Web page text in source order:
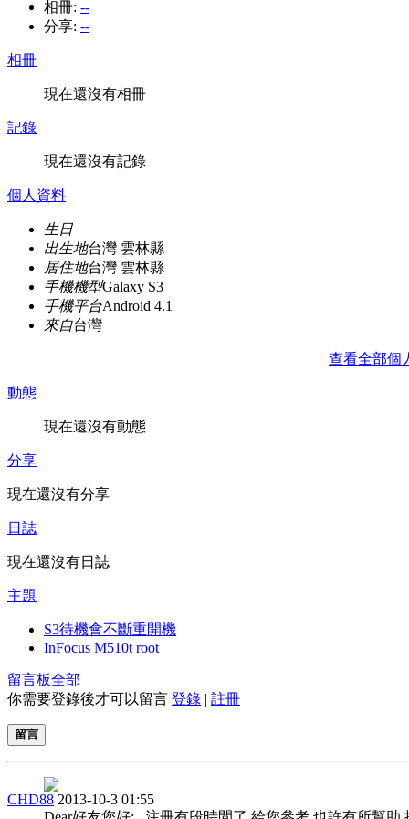
相冊: --
分享: --
相冊
現在還沒有相冊
記錄
現在還沒有記錄
個人資料
生日
出生地台灣 雲林縣
居住地台灣 雲林縣
手機機型Galaxy S3
手機平台Android 4.1
來自台灣
查看全部個
動態
現在還沒有動態
分享
現在還沒有分享
日誌
現在還沒有日誌
主題
S3待機會不斷重開機
InFocus M510t root
留言板全部
你需要登錄後才可以留言 登錄 | 註冊
留言
CHD88 2013-10-3 01:55